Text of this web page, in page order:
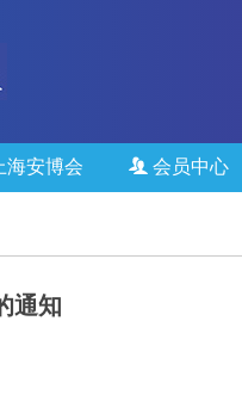
海安博会 会员中心
通知